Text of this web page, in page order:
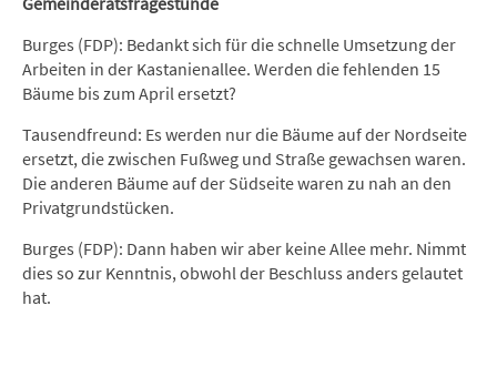
Burges (FDP): Bedankt sich für die schnelle Umsetzung der
Arbeiten in der Kastanienallee. Werden die fehlenden 15
Bäume bis zum April ersetzt?
Tausendfreund: Es werden nur die Bäume auf der Nordseite
ersetzt, die zwischen Fußweg und Straße gewachsen waren.
Die anderen Bäume auf der Südseite waren zu nah an den
Privatgrundstücken.
Burges (FDP): Dann haben wir aber keine Allee mehr. Nimmt
dies so zur Kenntnis, obwohl der Beschluss anders gelautet
hat.